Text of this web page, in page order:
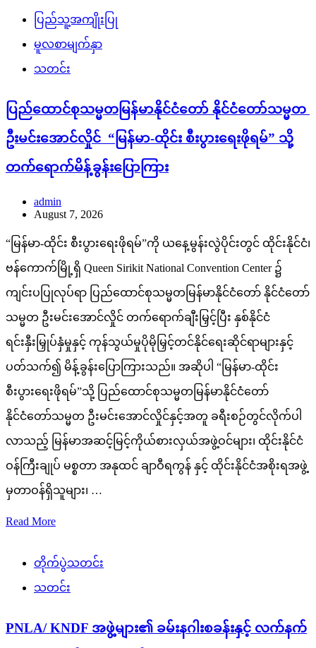
ပြည်သူ့အကျိုးပြု
မူလစာမျက်နှာ
သတင်း
ပြည်ထောင်စုသမ္မတမြန်မာနိုင်ငံတော် နိုင်ငံတော်သမ္မတ
ဦးမင်းအောင်လှိုင် “မြန်မာ-ထိုင်း စီးပွားရေးဖိုရမ်” သို့
တက်ရောက်မိန့်ခွန်းပြောကြား
admin
August 7, 2026
“မြန်မာ-ထိုင်း စီးပွားရေးဖိုရမ်”ကို ယနေ့မွန်းလွဲပိုင်းတွင် ထိုင်းနိုင်ငံ၊
ဗန်ကောက်မြို့ရှိ Queen Sirikit National Convention Center ၌
ကျင်းပပြုလုပ်ရာ ပြည်ထောင်စုသမ္မတမြန်မာနိုင်ငံတော် နိုင်ငံတော်
သမ္မတ ဦးမင်းအောင်လှိုင် တက်ရောက်ချီးမြှင့်ပြီး နှစ်နိုင်ငံ
ရင်းနှီးမြှုပ်နှံမှုနှင့် ကုန်သွယ်မှုပိုမိုမြှင့်တင်နိုင်ရေးဆိုင်ရာများနှင့်
ပတ်သက်၍ မိန့်ခွန်းပြောကြားသည်။ အဆိုပါ “မြန်မာ-ထိုင်း
စီးပွားရေးဖိုရမ်”သို့ ပြည်ထောင်စုသမ္မတမြန်မာနိုင်ငံတော်
နိုင်ငံတော်သမ္မတ ဦးမင်းအောင်လှိုင်နှင့်အတူ ခရီးစဉ်တွင်လိုက်ပါ
လာသည့် မြန်မာအဆင့်မြင့်ကိုယ်စားလှယ်အဖွဲ့ဝင်များ၊ ထိုင်းနိုင်ငံ
ဝန်ကြီးချုပ် မစ္စတာ အနုထင် ချာဝီရကွန် နှင့် ထိုင်းနိုင်ငံအစိုးရအဖွဲ့
မှတာဝန်ရှိသူများ၊ …
Read More
တိုက်ပွဲသတင်း
သတင်း
PNLA/ KNDF အဖွဲ့များ၏ ခမ်းနဂါးစခန်းနှင့် လက်နက်